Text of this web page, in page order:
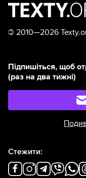
© 2010—2026
Підпишіться, щоб
(раз на два тижні)
Стежити: